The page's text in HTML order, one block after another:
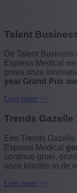
Talent
De Talent
Express Medical
prees onze
year Grand Prix
Lees meer >>
Trends Gazelle
Een Trends
Express Medical
continue groei,
onze klanten in de
Lees meer >>